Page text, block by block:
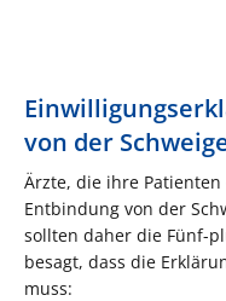
von der
Ärzte, die ihre
Entbindung von der
sollten daher die Fünf-
besagt, dass die
muss: